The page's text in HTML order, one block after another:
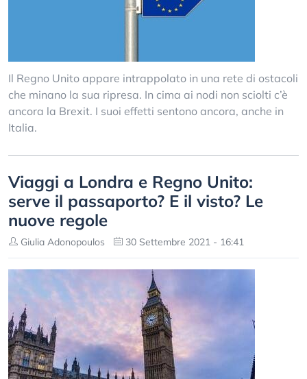
Il Regno Unito appare intrappolato in una rete di ostacoli
che minano la sua ripresa. In cima ai nodi non sciolti c’è
ancora la Brexit. I suoi effetti sentono ancora, anche in
Italia.
Viaggi a Londra e Regno Unito:
serve il passaporto? E il visto? Le
nuove regole
Giulia Adonopoulos 30 Settembre 2021 - 16:41